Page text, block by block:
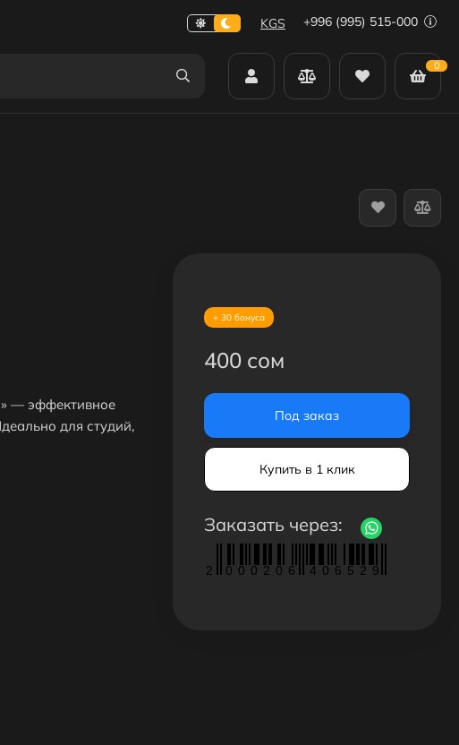
KGS +996 (995) 515-000
0
— эффективное
для студий,
+ 30 бонуса
400 сом
Под заказ
Купить в 1 клик
Заказать через:
2 0 0 0 2 0 6 4 0 6 5 2 9